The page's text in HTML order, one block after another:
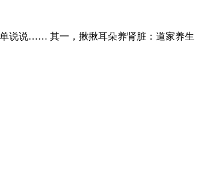
说说…… 其一，揪揪耳朵养肾脏：道家养生